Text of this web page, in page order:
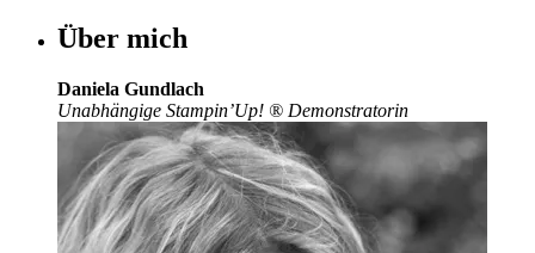
Über mich
Daniela Gundlach
Unabhängige Stampin’Up! ® Demonstratorin